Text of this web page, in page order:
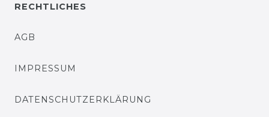
RECHTLICHES
AGB
IMPRESSUM
DATENSCHUTZERKLÄRUNG